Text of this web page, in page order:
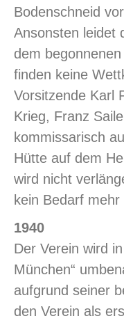
Bodenschneid
Ansonsten leidet
dem
finden keine
Vorsitzende Karl
Krieg, Franz
kommissarisch
Hütte auf dem
wird nicht
kein Bedarf mehr
1940
Der Verein wird
München“
aufgrund seiner
den Verein als